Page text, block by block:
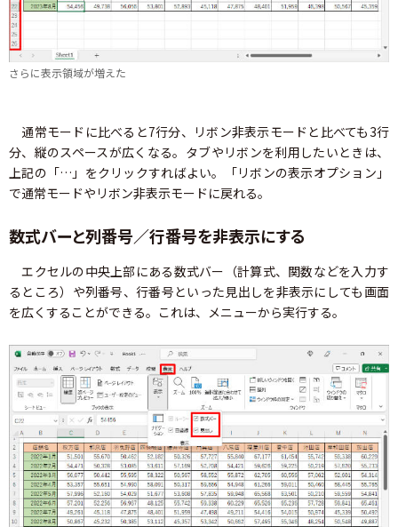
さらに表示領域が増えた
通常モードに比べると7行分、リボン非表示モードと比べても3行
分、縦のスペースが広くなる。タブやリボンを利用したいときは、
上記の「…」をクリックすればよい。「リボンの表示オプション」
で通常モードやリボン非表示モードに戻れる。
数式バーと列番号／行番号を非表示にする
エクセルの中央上部にある数式バー（計算式、関数などを入力す
るところ）や列番号、行番号といった見出しを非表示にしても画面
を広くすることができる。これは、メニューから実行する。